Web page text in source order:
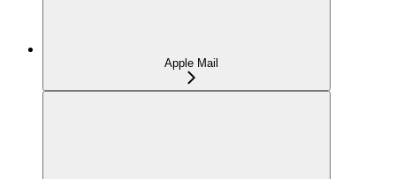
Apple Mail